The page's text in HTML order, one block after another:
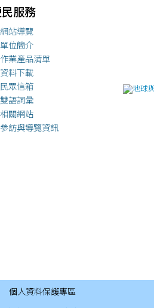
服務
網站導覽
單位簡介
作業產品清單
資料下載
民眾信箱
雙語詞彙
相關網站
參訪與導覽資訊
個人資料保護專區